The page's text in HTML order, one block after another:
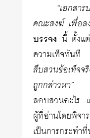
“เอกสา
คณะสงฆ์ เพื่อล
บรรจง นี้ ตั้งแ
ความเท็จทันที
สืบสวนข้อเท็จ
ถูกกล่าวหา”ซึ่ง
สอบสวนอะไร แ
ผู้ที่อ่านโดยพิจา
เป็นการกระทำ